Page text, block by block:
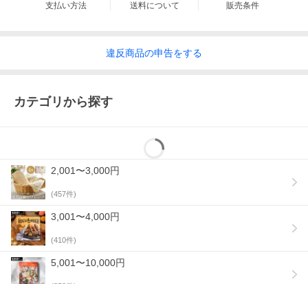
支払い方法 送料について 販売条件
違反商品の申告をする
カテゴリから探す
2,001〜3,000円
(457件)
3,001〜4,000円
(410件)
5,001〜10,000円